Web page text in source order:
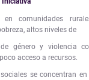
en comunidades
altos niveles de
de género y violencia
acceso a recursos.
se concentran